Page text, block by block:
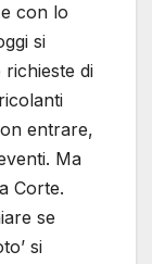
con lo
si
di
entrare,
Ma
Corte.
se
si